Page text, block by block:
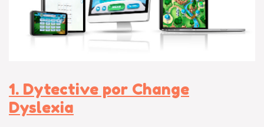
1. Dytective por Change
Dyslexia